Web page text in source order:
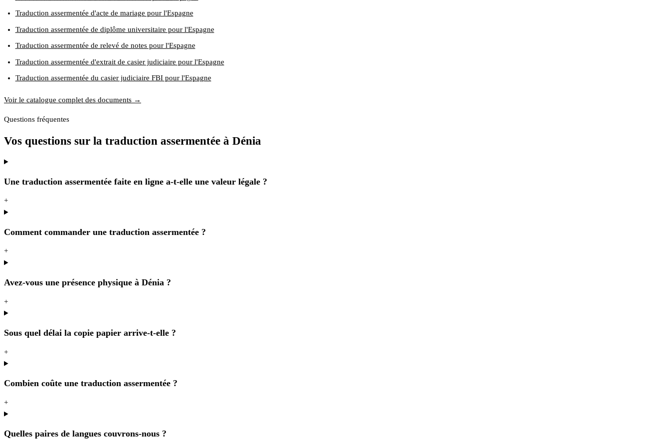
Traduction assermentée d'acte de mariage pour l'Espagne
Traduction assermentée de diplôme universitaire pour l'Espagne
Traduction assermentée de relevé de notes pour l'Espagne
Traduction assermentée d'extrait de casier judiciaire pour l'Espagne
Traduction assermentée du casier judiciaire FBI pour l'Espagne
Voir le catalogue complet des documents →
Questions fréquentes
Vos questions sur la traduction assermentée à Dénia
Une traduction assermentée faite en ligne a-t-elle une valeur légale ?
+
Comment commander une traduction assermentée ?
+
Avez-vous une présence physique à Dénia ?
+
Sous quel délai la copie papier arrive-t-elle ?
+
Combien coûte une traduction assermentée ?
+
Quelles paires de langues couvrons-nous ?